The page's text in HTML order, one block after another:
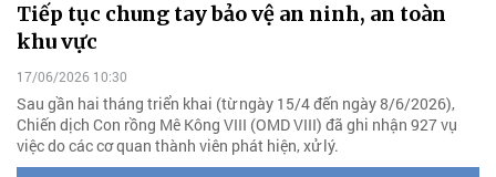
Tiếp tục chung tay bảo vệ an ninh, an toàn
khu vực
17/06/2026 10:30
Sau gần hai tháng triển khai (từ ngày 15/4 đến ngày 8/6/2026),
Chiến dịch Con rồng Mê Kông VIII (OMD VIII) đã ghi nhận 927 vụ
việc do các cơ quan thành viên phát hiện, xử lý.